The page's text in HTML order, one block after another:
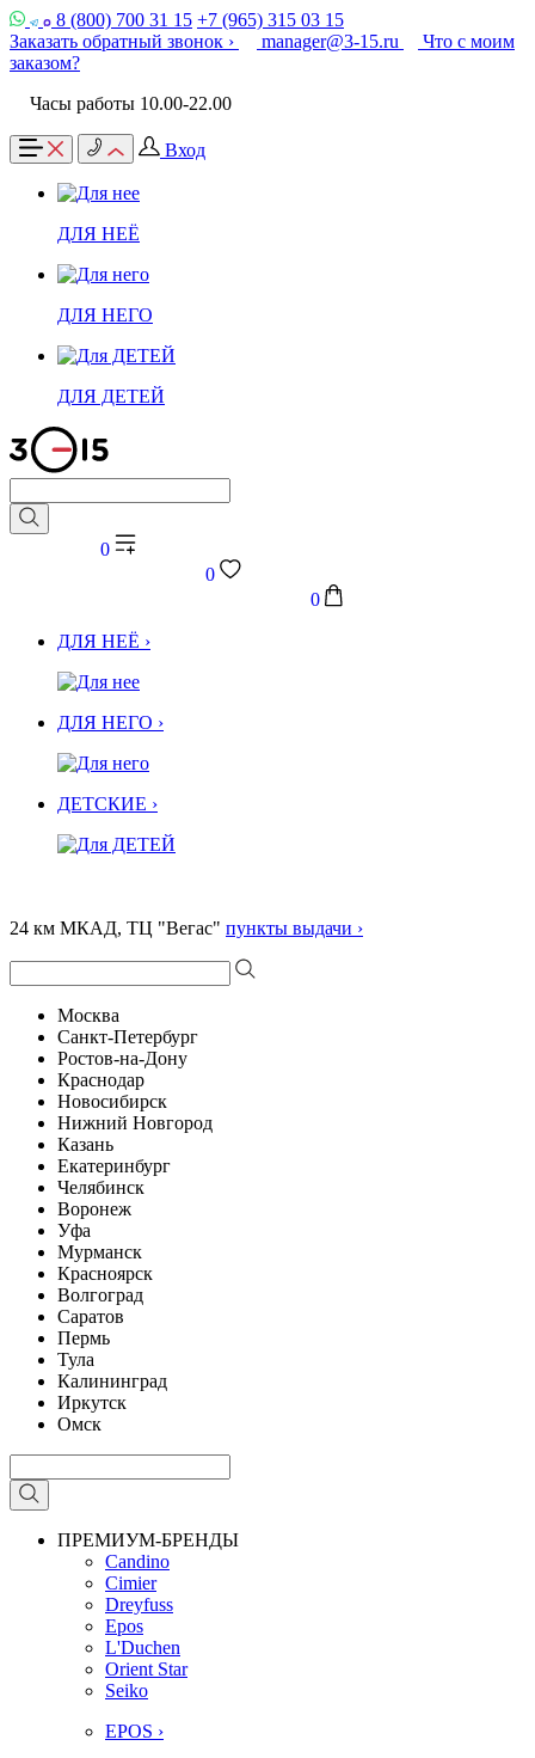
8 (800) 700 31 15 +7 (965) 315 03 15
Заказать обратный звонок ›
manager@3-15.ru
Что с моим
заказом?
Часы работы 10.00-22.00
Вход
ДЛЯ НЕЁ
ДЛЯ НЕГО
ДЛЯ ДЕТЕЙ
0
0
0
ДЛЯ НЕЁ ›
ДЛЯ НЕГО ›
ДЕТСКИЕ ›
24 км МКАД, ТЦ "Вегас" пункты выдачи ›
Москва
Санкт-Петербург
Ростов-на-Дону
Краснодар
Новосибирск
Нижний Новгород
Казань
Екатеринбург
Челябинск
Воронеж
Уфа
Мурманск
Красноярск
Волгоград
Саратов
Пермь
Тула
Калининград
Иркутск
Омск
ПРЕМИУМ-БРЕНДЫ
Candino
Cimier
Dreyfuss
Epos
L'Duchen
Orient Star
Seiko
EPOS ›